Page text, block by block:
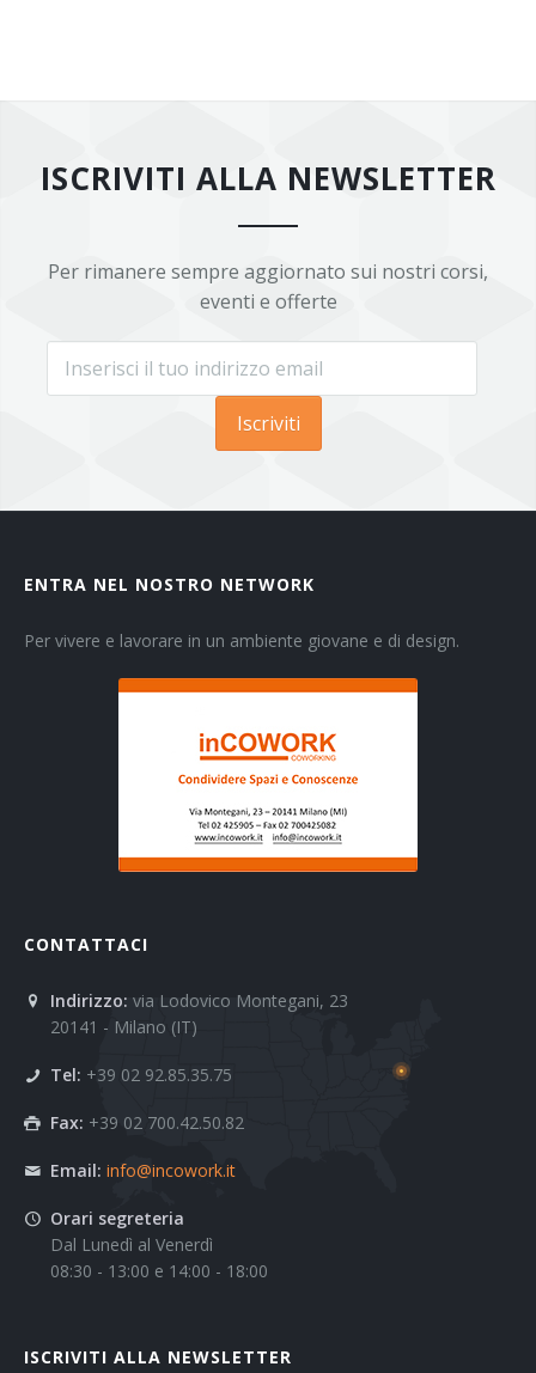
ISCRIVITI ALLA NEWSLETTER
Per rimanere sempre aggiornato sui nostri corsi,
eventi e offerte
Iscriviti
ENTRA NEL NOSTRO NETWORK
Per vivere e lavorare in un ambiente giovane e di design.
CONTATTACI
Indirizzo: via Lodovico Montegani, 23
20141 - Milano (IT)
Tel: +39 02 92.85.35.75
Fax: +39 02 700.42.50.82
Email: info@incowork.it
Orari segreteria
Dal Lunedì al Venerdì
08:30 - 13:00 e 14:00 - 18:00
ISCRIVITI ALLA NEWSLETTER